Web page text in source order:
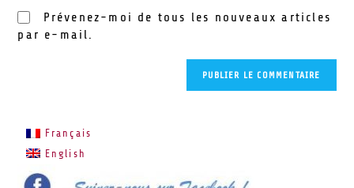
Prévenez-moi de tous les nouveaux articles
par e-mail.
Français
English